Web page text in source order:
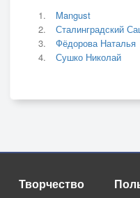
Mangust
Сталинградский
Фёдорова Наталья
Сушко Николай
Творчество